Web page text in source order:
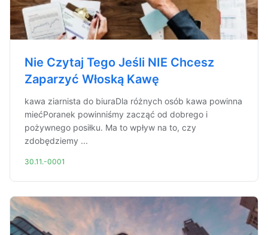
Nie Czytaj Tego Jeśli NIE Chcesz
Zaparzyć Włoską Kawę
kawa ziarnista do biuraDla różnych osób kawa powinna
miećPoranek powinniśmy zacząć od dobrego i
pożywnego posiłku. Ma to wpływ na to, czy
zdobędziemy ...
30.11.-0001